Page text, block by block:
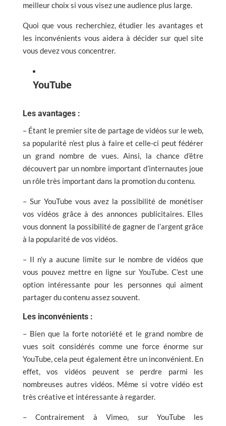
meilleur choix si vous visez une audience plus large.
Quoi que vous recherchiez, étudier les avantages et
les inconvénients vous aidera à décider sur quel site
vous devez vous concentrer.
YouTube
Les avantages :
– Étant le premier site de partage de vidéos sur le web,
sa popularité n’est plus à faire et celle-ci peut fédérer
un grand nombre de vues. Ainsi, la chance d’être
découvert par un nombre important d’internautes joue
un rôle très important dans la promotion du contenu.
– Sur YouTube vous avez la possibilité de monétiser
vos vidéos grâce à des annonces publicitaires. Elles
vous donnent la possibilité de gagner de l’argent grâce
à la popularité de vos vidéos.
– Il n’y a aucune limite sur le nombre de vidéos que
vous pouvez mettre en ligne sur YouTube. C’est une
option intéressante pour les personnes qui aiment
partager du contenu assez souvent.
Les inconvénients :
– Bien que la forte notoriété et le grand nombre de
vues soit considérés comme une force énorme sur
YouTube, cela peut également être un inconvénient. En
effet, vos vidéos peuvent se perdre parmi les
nombreuses autres vidéos. Même si votre vidéo est
très créative et intéressante à regarder.
– Contrairement à Vimeo, sur YouTube les